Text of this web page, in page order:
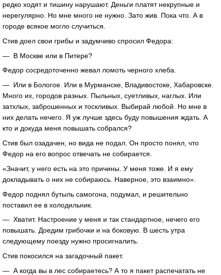
редко ходят и тишину нарушают. Деньги платят некрупные и
нерегулярно. Но мне много не нужно. Зато жив. Пока что. А в
городе всякое могло случиться.
Стив доел свои грибы и задумчиво спросил Федора:
— В Москве или в Питере?
Федор сосредоточенно жевал ломоть черного хлеба.
— Или в Бологое. Или в Мурманске, Владивостоке, Хабаровске.
Много их, городов разных. Пыльных, суетливых, наглых. Или
затхлых, заброшенных и тоскливых. Выбирай любой. Но мне в
них делать нечего. Я уж лучше здесь буду повышения ждать. А
кто и докуда меня повышать собрался?
Стив был озадачен, но вида не подал. Он просто понял, что
Федор на его вопрос отвечать не собирается.
«Значит, у него есть на это причины. У меня тоже. И я ему
докладывать о них не собираюсь. Наверное, это взаимно».
Федор поднял бутыль самогона, подумал, и решительно
поставил ее в холодильник.
— Хватит. Настроение у меня и так стандартное, нечего его
повышать. Доедим грибочки и на боковую. В шесть утра
следующему поезду нужно просигналить.
Стив покосился на загадочный пакет.
— А когда вы в лес собираетесь? А то я пакет распечатать не